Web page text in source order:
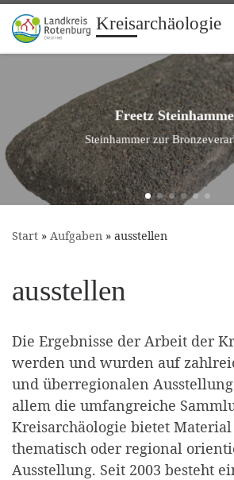
Zum Inhalt springenKreisarchäologie
Freetz
Steinhammer zur
Start » Aufgaben » ausstellen
ausstellen
Die Ergebnisse der Arbeit der
werden und wurden auf
und überregionalen
allem die umfangreiche
Kreisarchäologie bietet
thematisch oder regional
Ausstellung. Seit 2003 besteht